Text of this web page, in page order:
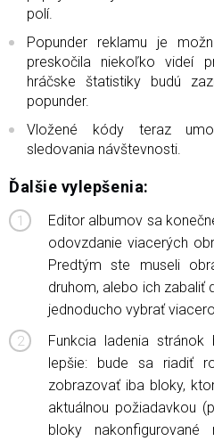
polí.
Popunder reklamu je
preskočila niekoľko videí
hráčske štatistiky budú
popunder.
Vložené kódy teraz
sledovania návštevnosti.
Ďalšie vylepšenia:
Editor albumov sa
odovzdanie viacerých
Predtým ste museli
druhom, alebo ich zabaliť
jednoducho vybrať
Funkcia ladenia
lepšie: bude sa riadiť
zobrazovať iba bloky,
aktuálnou požiadavkou
bloky